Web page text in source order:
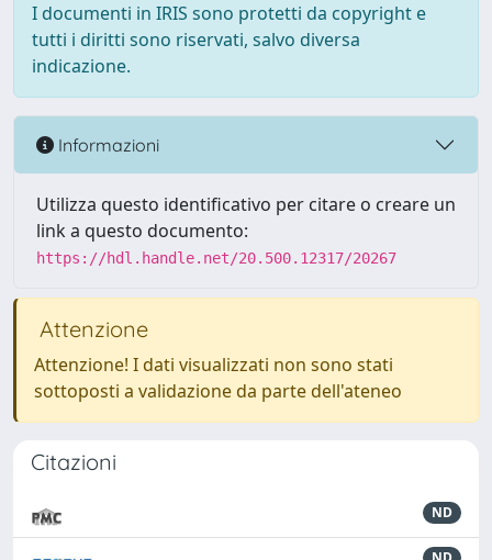
I documenti in IRIS sono protetti da copyright e
tutti i diritti sono riservati, salvo diversa
indicazione.
Informazioni
Utilizza questo identificativo per citare o creare un
link a questo documento:
https://hdl.handle.net/20.500.12317/20267
Attenzione
Attenzione! I dati visualizzati non sono stati
sottoposti a validazione da parte dell'ateneo
Citazioni
ND